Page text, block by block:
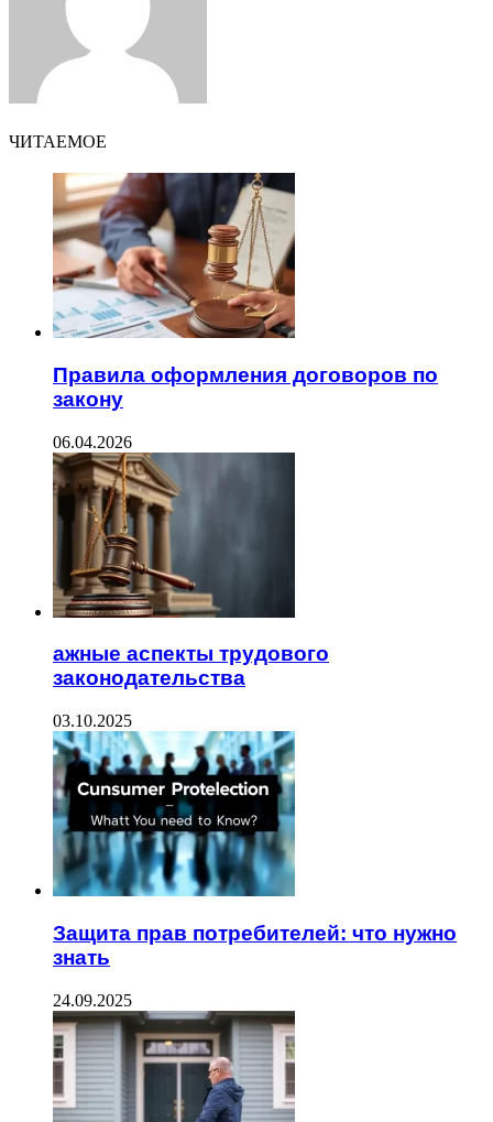
ЧИТАЕМОЕ
Правила оформления договоров по
закону
06.04.2026
ажные аспекты трудового
законодательства
03.10.2025
Защита прав потребителей: что нужно
знать
24.09.2025